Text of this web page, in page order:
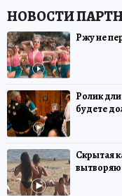
Ржу не
Ролик
будете
Скрытая